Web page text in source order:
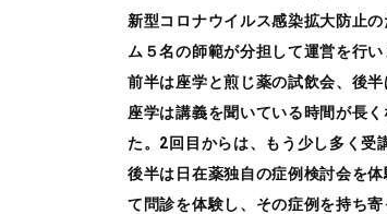
新型コロナウイルス感染拡大防止
ム５名の師範が分担して運営を行い
前半は座学と煎じ薬の試飲会、後
座学は講義を聞いている時間が長
た。2回目からは、もう少し多く受
後半は日在薬独自の症例検討会を
て問診を体験し、その症例を持ち